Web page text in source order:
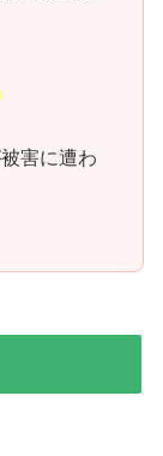
害に遭わ